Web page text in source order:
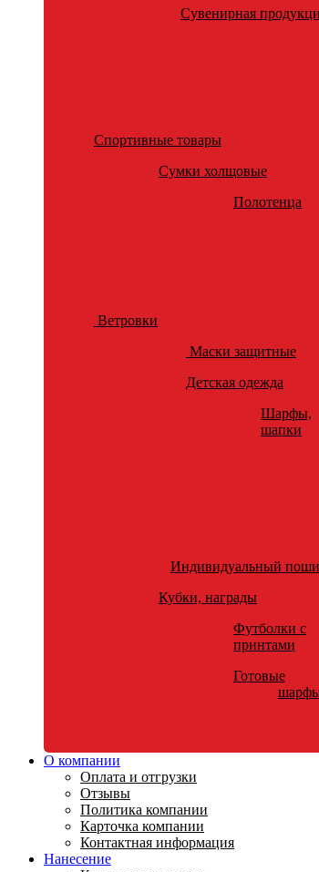
Сувенирная
Спортивные товары
Сумки холщовые
Полотенца
Ветровки
Маски защитные
Детская одежда
Шарфы,
шапки
Индивидуальный
Кубки, награды
Футболки с
принтами
Готовые
О компании
Оплата и отгрузки
Отзывы
Политика компании
Карточка компании
Контактная информация
Нанесение